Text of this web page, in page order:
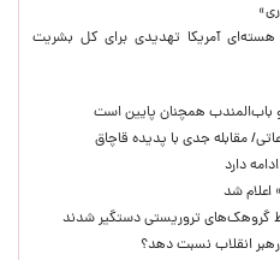
هسته‌ای آمریکا تهدیدی برای کل بشریت
باب‌المندب همچنان پایین است
مقابله جدی با پدیده قاچاق
دارد
اعلام شد
انقلاب نسبت دهد؟